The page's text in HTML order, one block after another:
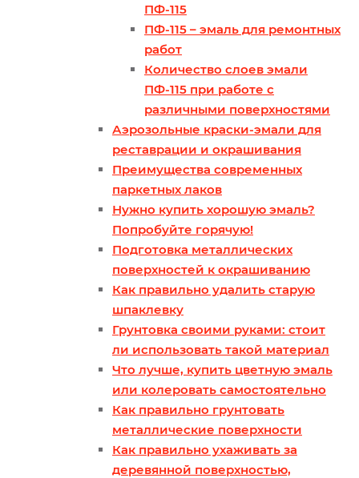
ПФ-115
ПФ-115 – эмаль для ремонтных
работ
Количество слоев эмали
ПФ-115 при работе с
различными поверхностями
Аэрозольные краски-эмали для
реставрации и окрашивания
Преимущества современных
паркетных лаков
Нужно купить хорошую эмаль?
Попробуйте горячую!
Подготовка металлических
поверхностей к окрашиванию
Как правильно удалить старую
шпаклевку
Грунтовка своими руками: стоит
ли использовать такой материал
Что лучше, купить цветную эмаль
или колеровать самостоятельно
Как правильно грунтовать
металлические поверхности
Как правильно ухаживать за
деревянной поверхностью,